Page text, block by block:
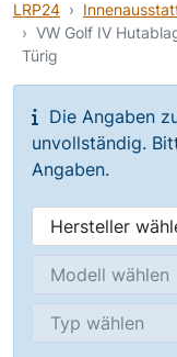
LRP24
VW Golf IV
Türig
Die Angaben
unvollständig.
Angaben.